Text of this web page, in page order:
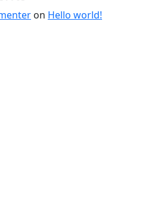
on Hello world!